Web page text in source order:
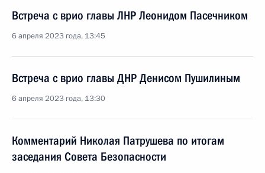
Встреча с врио главы ЛНР Леонидом Пасечником
6 апреля 2023 года, 13:45
Встреча с врио главы ДНР Денисом Пушилиным
6 апреля 2023 года, 13:30
Комментарий Николая Патрушева по итогам
заседания Совета Безопасности